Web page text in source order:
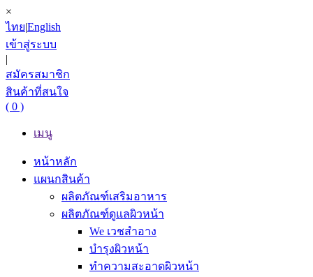
×
ไทย|English
เข้าสู่ระบบ
|
สมัครสมาชิก
สินค้าที่สนใจ
( 0 )
เมนู
หน้าหลัก
แผนกสินค้า
ผลิตภัณฑ์เสริมอาหาร
ผลิตภัณฑ์ดูแลผิวหน้า
We เวชสำอาง
บำรุงผิวหน้า
ทำความสะอาดผิวหน้า